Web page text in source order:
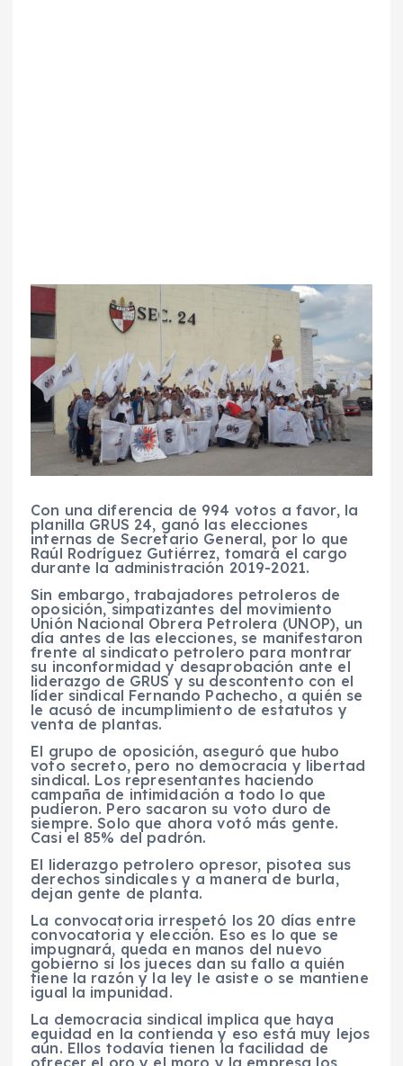
Con una diferencia de 994 votos a favor, la
planilla GRUS 24, ganó las elecciones
internas de Secretario General, por lo que
Raúl Rodríguez Gutiérrez, tomará el cargo
durante la administración 2019-2021.
Sin embargo, trabajadores petroleros de
oposición, simpatizantes del movimiento
Unión Nacional Obrera Petrolera (UNOP), un
día antes de las elecciones, se manifestaron
frente al sindicato petrolero para montrar
su inconformidad y desaprobación ante el
liderazgo de GRUS y su descontento con el
líder sindical Fernando Pachecho, a quién se
le acusó de incumplimiento de estatutos y
venta de plantas.
El grupo de oposición, aseguró que hubo
voto secreto, pero no democracia y libertad
sindical. Los representantes haciendo
campaña de intimidación a todo lo que
pudieron. Pero sacaron su voto duro de
siempre. Solo que ahora votó más gente.
Casi el 85% del padrón.
El liderazgo petrolero opresor, pisotea sus
derechos sindicales y a manera de burla,
dejan gente de planta.
La convocatoria irrespetó los 20 días entre
convocatoria y elección. Eso es lo que se
impugnará, queda en manos del nuevo
gobierno si los jueces dan su fallo a quién
tiene la razón y la ley le asiste o se mantiene
igual la impunidad.
La democracia sindical implica que haya
equidad en la contienda y eso está muy lejos
aún. Ellos todavía tienen la facilidad de